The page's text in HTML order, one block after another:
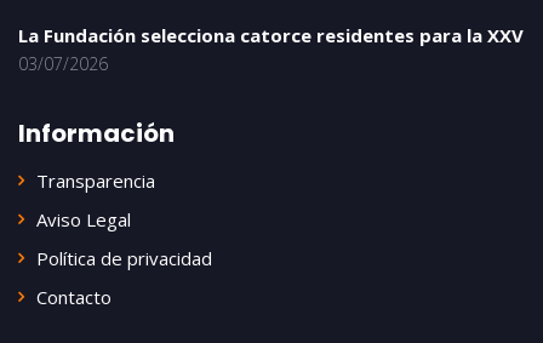
La Fundación selecciona catorce residentes para la XXV
03/07/2026
Información
Transparencia
Aviso Legal
Política de privacidad
Contacto